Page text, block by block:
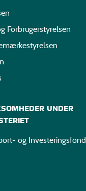
Forbrugerstyrelsen
UNDER
og Investeringsfond